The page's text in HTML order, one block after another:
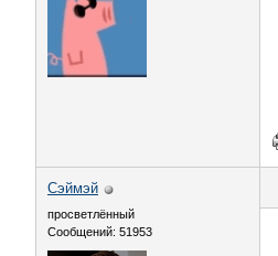
Сэймэй
просветлённый
Сообщений: 51953